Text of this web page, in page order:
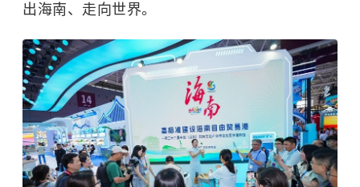
出海南、走向世界。